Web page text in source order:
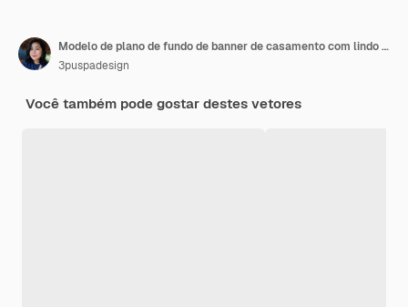
Modelo de plano de fundo de banner de casamento com lindo vetor floral
3puspadesign
Você também pode gostar destes vetores